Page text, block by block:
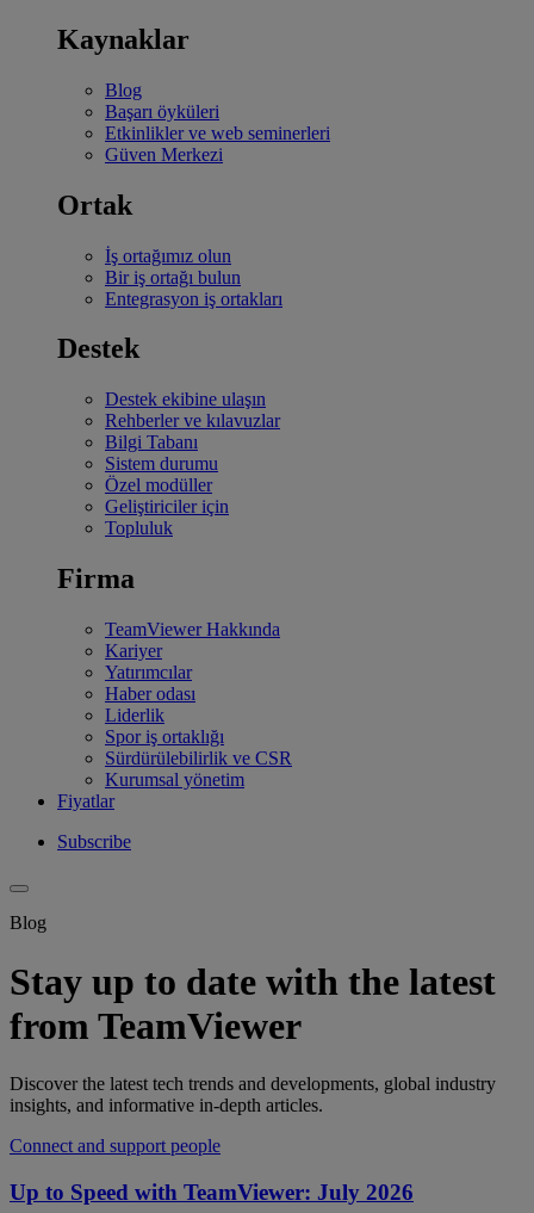
Kaynaklar
Blog
Başarı öyküleri
Etkinlikler ve web seminerleri
Güven Merkezi
Ortak
İş ortağımız olun
Bir iş ortağı bulun
Entegrasyon iş ortakları
Destek
Destek ekibine ulaşın
Rehberler ve kılavuzlar
Bilgi Tabanı
Sistem durumu
Özel modüller
Geliştiriciler için
Topluluk
Firma
TeamViewer Hakkında
Kariyer
Yatırımcılar
Haber odası
Liderlik
Spor iş ortaklığı
Sürdürülebilirlik ve CSR
Kurumsal yönetim
Fiyatlar
Subscribe
Blog
Stay up to date with the latest
from TeamViewer
Discover the latest tech trends and developments, global industry
insights, and informative in-depth articles.
Connect and support people
Up to Speed with TeamViewer: July 2026